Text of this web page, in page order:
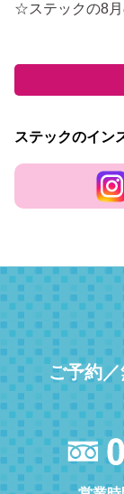
☆ステックの8
ステックのイン
ご予約